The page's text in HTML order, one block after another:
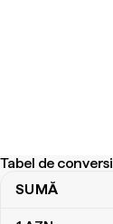
Tabel de
Tabel de
SUMĂ